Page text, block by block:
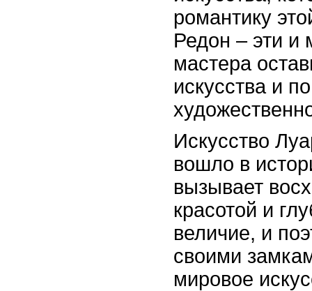
романтику
Редон – эти и
мастера
искусства и
Искусство
вошло в
вызывает
красотой и
величие, и
своими
мировое